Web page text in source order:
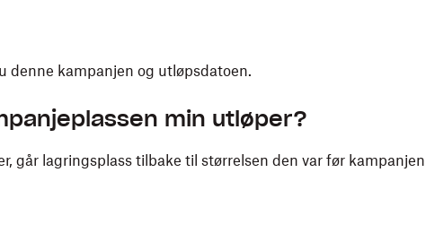
denne kampanjen og utløpsdatoen.
min utløper?
går lagringsplass tilbake til størrelsen den var før kampanjen